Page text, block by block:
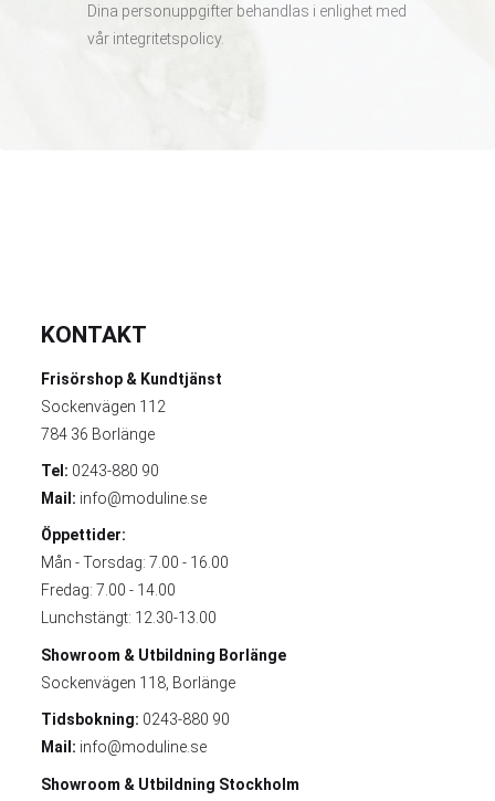
Dina personuppgifter behandlas i enlighet med
vår integritetspolicy.
KONTAKT
Frisörshop & Kundtjänst
Sockenvägen 112
784 36 Borlänge
Tel: 0243-880 90
Mail: info@moduline.se
Öppettider:
Mån - Torsdag: 7.00 - 16.00
Fredag: 7.00 - 14.00
Lunchstängt: 12.30-13.00
Showroom & Utbildning Borlänge
Sockenvägen 118, Borlänge
Tidsbokning: 0243-880 90
Mail: info@moduline.se
Showroom & Utbildning Stockholm